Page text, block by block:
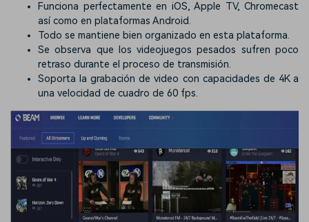
Funciona perfectamente en iOS, Apple TV, Chromecast
así como en plataformas Android.
Todo se mantiene bien organizado en esta plataforma.
Se observa que los videojuegos pesados sufren poco
retraso durante el proceso de transmisión.
Soporta la grabación de video con capacidades de 4K a
una velocidad de cuadro de 60 fps.